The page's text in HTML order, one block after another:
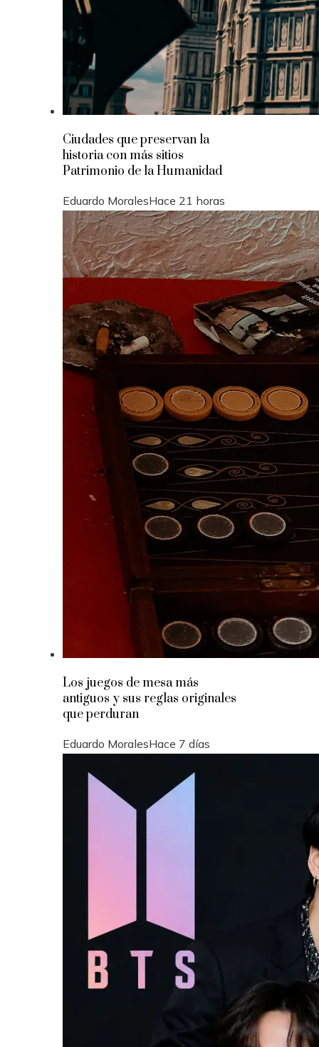
Ciudades que preservan la
historia con más sitios
Patrimonio de la Humanidad
Eduardo MoralesHace 21 horas
Los juegos de mesa más
antiguos y sus reglas originales
que perduran
Eduardo MoralesHace 7 días